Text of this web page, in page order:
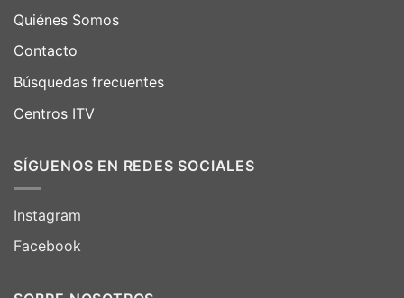
Quiénes Somos
Contacto
Búsquedas frecuentes
Centros ITV
SÍGUENOS EN REDES SOCIALES
Instagram
Facebook